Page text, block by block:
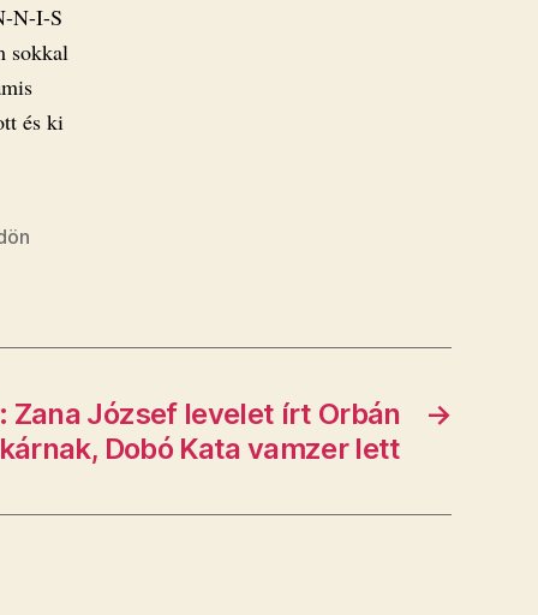
N-I-S
sokkal
és ki
→
Zana József levelet írt Orbán
Dobó Kata vamzer lett